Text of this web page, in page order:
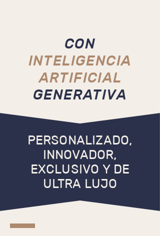
CON
INTELIGENCIA
ARTIFICIAL
GENERATIVA
PERSONALIZADO,
INNOVADOR,
EXCLUSIVO Y DE
ULTRA LUJO